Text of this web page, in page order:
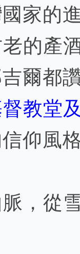
家的
的產
吉爾都
教堂
仰風
，從